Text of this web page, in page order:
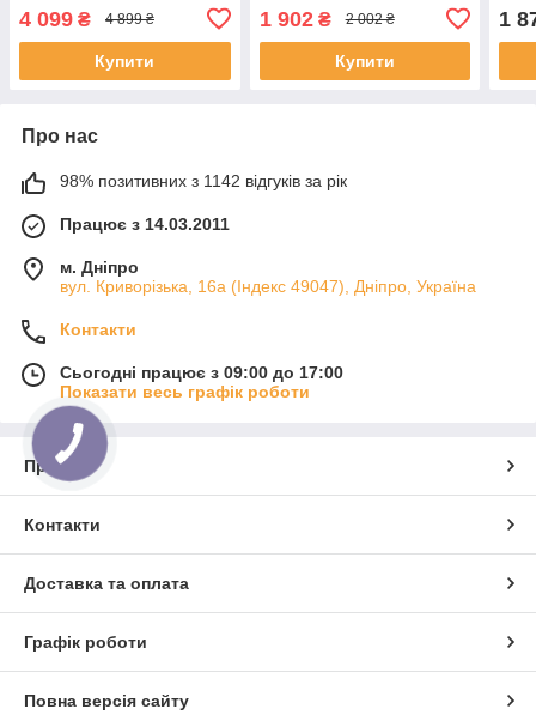
4 099 ₴ 4 899 ₴
Купити
1 902₴ 2 002 ₴
Купити
1
Про нас
98% позитивних з 1142 відгуків за рік
Працює з 14.03.2011
м. Дніпро
вул. Криворізька, 16а (Індекс 49047), Дніпро, Україна
Контакти
Сьогодні працює з 09:00 до 17:00
Показати весь графік роботи
Про нас
Контакти
Доставка та оплата
Графік роботи
Повна версія сайту